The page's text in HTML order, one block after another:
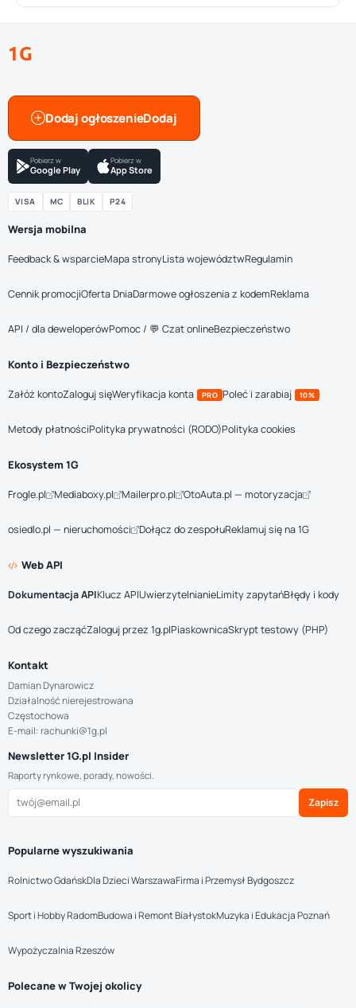
1G
Dodaj ogłoszenie
Pobierz w
Google Play
Pobierz w
App Store
VISA MC BLIK P24
Wersja mobilna
Feedback & wsparcieMapa stronyLista województwRegulamin
Cennik promocjiOferta DniaDarmowe ogłoszenia z kodemReklama
API / dla deweloperówPomoc / 💬 Czat onlineBezpieczeństwo
Konto i Bezpieczeństwo
Załóż kontoZaloguj sięWeryfikacja konta PRO Poleć i zarabiaj 10%
Metody płatnościPolityka prywatności (RODO)Polityka cookies
Ekosystem 1G
Frogle.pl Mediaboxy.pl Mailerpro.pl OtoAuta.pl — motoryzacja
osiedlo.pl — nieruchomości Dołącz do zespołuReklamuj się na 1G
Web API
Dokumentacja APIKlucz APIUwierzytelnianieLimity zapytańBłędy i kody
Od czego zacząćZaloguj przez 1g.plPiaskownicaSkrypt testowy (PHP)
Kontakt
Damian Dynarowicz
Działalność nierejestrowana
Częstochowa
E-mail: rachunki@1g.pl
Newsletter 1G.pl Insider
Raporty rynkowe, porady, nowości.
Zapisz
Popularne wyszukiwania
Rolnictwo GdańskDla Dzieci WarszawaFirma i Przemysł Bydgoszcz
Sport i Hobby RadomBudowa i Remont BiałystokMuzyka i Edukacja Poznań
Wypożyczalnia Rzeszów
Polecane w Twojej okolicy